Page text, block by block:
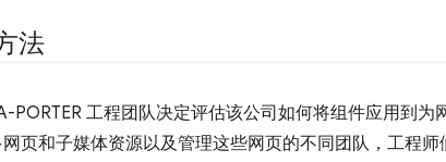
法
PORTER 工程团队决定评估该公司如何将组件应用到
网页和子媒体资源以及管理这些网页的不同团队，工程